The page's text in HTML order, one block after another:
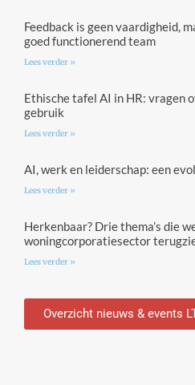
Feedback is geen vaardigheid,
goed functionerend team
Lees verder »
Ethische tafel AI in HR: vragen
gebruik
Lees verder »
AI, werk en leiderschap: een
Lees verder »
Herkenbaar? Drie thema’s die
woningcorporatiesector
Lees verder »
Overzicht nieuws & events